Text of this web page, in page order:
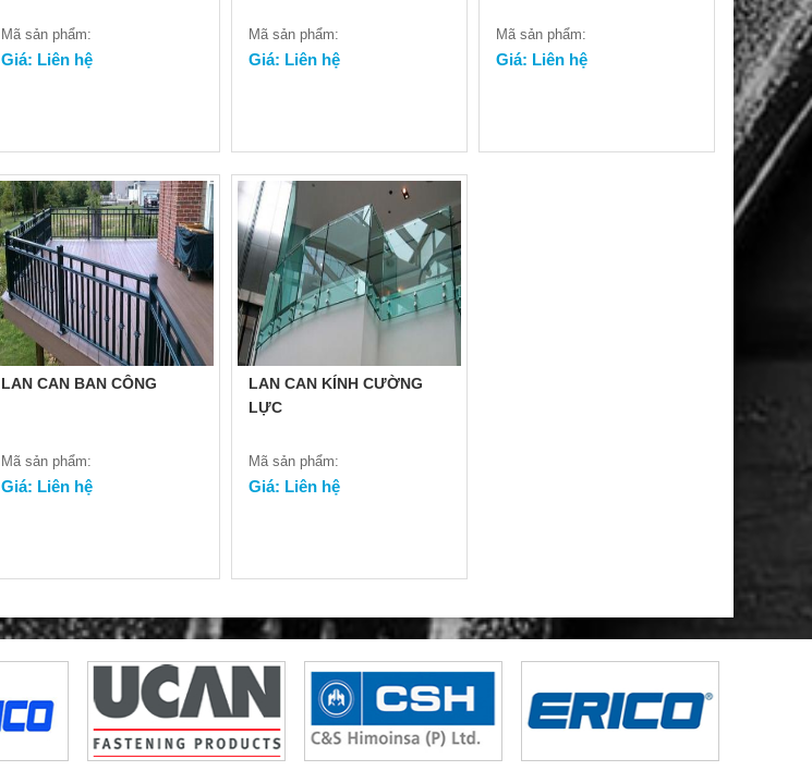
Mã sản phẩm:
Giá: Liên hệ
Mã sản phẩm:
Giá: Liên hệ
Mã sản phẩm:
Giá: Liên hệ
LAN CAN BAN CÔNG
Mã sản phẩm:
Giá: Liên hệ
LAN CAN KÍNH CƯỜNG
LỰC
Mã sản phẩm:
Giá: Liên hệ